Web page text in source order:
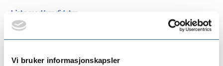
Vi bruker informasjonskapsler
Lista med kandidatar
Her er lista med dei skriftlege forslag kommunen har fått inn
denne hausten:
Roald Nigardsøy.